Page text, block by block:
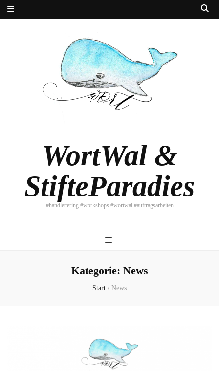
WortWal &
StifteParadies
#handlettering #workshops #wortwal #auftragsarbeiten
Kategorie: News
Start / News